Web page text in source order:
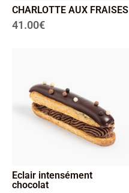
CHARLOTTE AUX FRAISES
41.00€
Eclair intensément
chocolat